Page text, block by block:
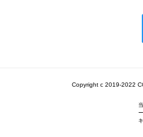
Copyright c 2019-2022